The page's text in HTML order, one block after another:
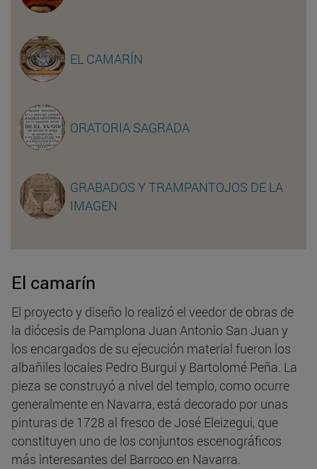
EL CAMARÍN
ORATORIA SAGRADA
GRABADOS Y TRAMPANTOJOS DE LA
IMAGEN
El camarín
El proyecto y diseño lo realizó el veedor de obras de
la diócesis de Pamplona Juan Antonio San Juan y
los encargados de su ejecución material fueron los
albañiles locales Pedro Burgui y Bartolomé Peña. La
pieza se construyó a nivel del templo, como ocurre
generalmente en Navarra, está decorado por unas
pinturas de 1728 al fresco de José Eleizegui, que
constituyen uno de los conjuntos escenográficos
más interesantes del Barroco en Navarra.